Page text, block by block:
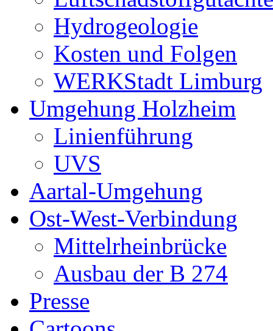
Hydrogeologie
Kosten und Folgen
WERKStadt Limburg
Umgehung Holzheim
Linienführung
UVS
Aartal-Umgehung
Ost-West-Verbindung
Mittelrheinbrücke
Ausbau der B 274
Presse